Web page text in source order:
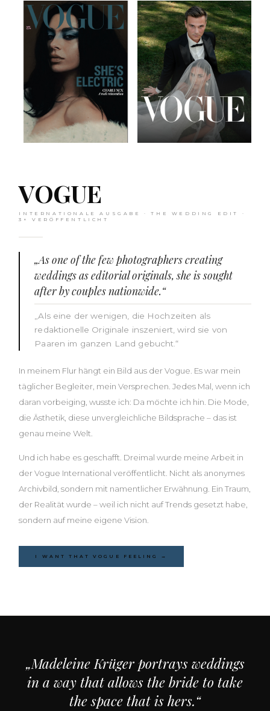
VOGUE
INTERNATIONALE AUSGABE · THE WEDDING EDIT ·
3× VERÖFFENTLICHT
„As one of the few photographers creating
weddings as editorial originals, she is sought
after by couples nationwide.“
„Als eine der wenigen, die Hochzeiten als
redaktionelle Originale inszeniert, wird sie von
Paaren im ganzen Land gebucht.“
In meinem Flur hängt ein Bild aus der Vogue. Es war mein
täglicher Begleiter, mein Versprechen. Jedes Mal, wenn ich
daran vorbeiging, wusste ich: Da möchte ich hin. Die Mode,
die Ästhetik, diese unvergleichliche Bildsprache – das ist
genau meine Welt.
Und ich habe es geschafft. Dreimal wurde meine Arbeit in
der Vogue International veröffentlicht. Nicht als anonymes
Archivbild, sondern mit namentlicher Erwähnung. Ein Traum,
der Realität wurde – weil ich nicht auf Trends gesetzt habe,
sondern auf meine eigene Vision.
I WANT THAT VOGUE FEELING →
„Madeleine Krüger portrays weddings
in a way that allows the bride to take
the space that is hers.“